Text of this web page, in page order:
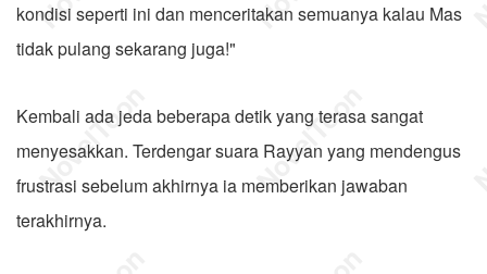
kondisi seperti ini dan menceritakan semuanya kalau Mas
tidak pulang sekarang juga!"
Kembali ada jeda beberapa detik yang terasa sangat
menyesakkan. Terdengar suara Rayyan yang mendengus
frustrasi sebelum akhirnya ia memberikan jawaban
terakhirnya.